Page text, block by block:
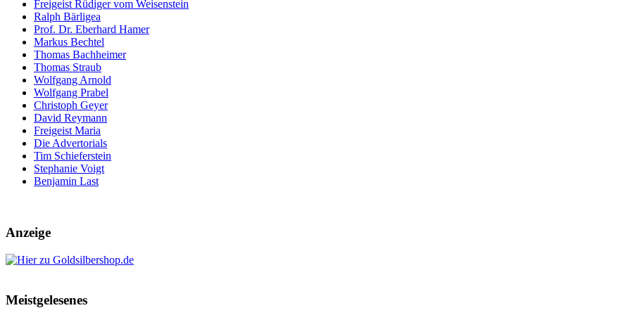
Freigeist Rüdiger vom Weisenstein
Ralph Bärligea
Prof. Dr. Eberhard Hamer
Markus Bechtel
Thomas Bachheimer
Thomas Straub
Wolfgang Arnold
Wolfgang Prabel
Christoph Geyer
David Reymann
Freigeist Maria
Die Advertorials
Tim Schieferstein
Stephanie Voigt
Benjamin Last
Anzeige
Meistgelesenes